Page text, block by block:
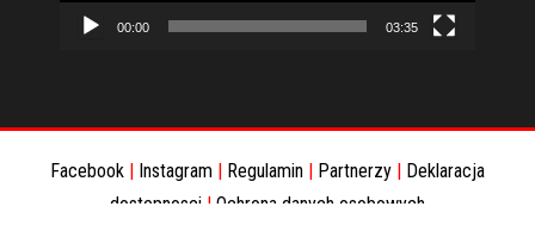
00:00 03:35
Facebook Instagram Regulamin Partnerzy
Deklaracja
dostepnosci | Ochrona danych osobowych